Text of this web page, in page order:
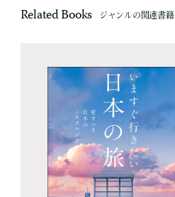
Related Books ジャンルの関連書籍